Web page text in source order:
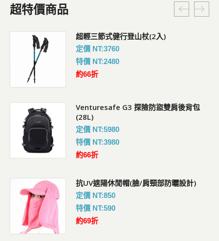
超特價商品
超輕三節式健行登山杖(2入)
定價 NT:3760
特價 NT:2480
約66折
Venturesafe G3 探險防盜雙肩後背包
(28L)
定價 NT:5980
特價 NT:3980
約66折
抗UV遮陽休閒帽(臉/肩頸部防曬設計)
定價 NT:850
特價 NT:590
約69折